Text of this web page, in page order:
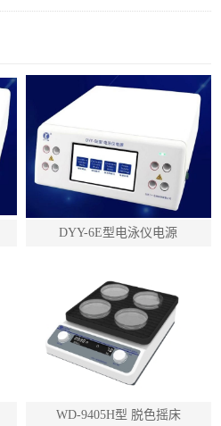
DYY-6E型电泳仪电源
WD-9405H型 脱色摇床